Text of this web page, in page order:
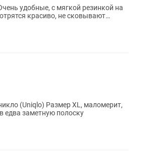
удобные, с мягкой резинкой на
красиво, не сковывают
(Uniqlo) Размер XL, маломерит,
едва заметную полоску